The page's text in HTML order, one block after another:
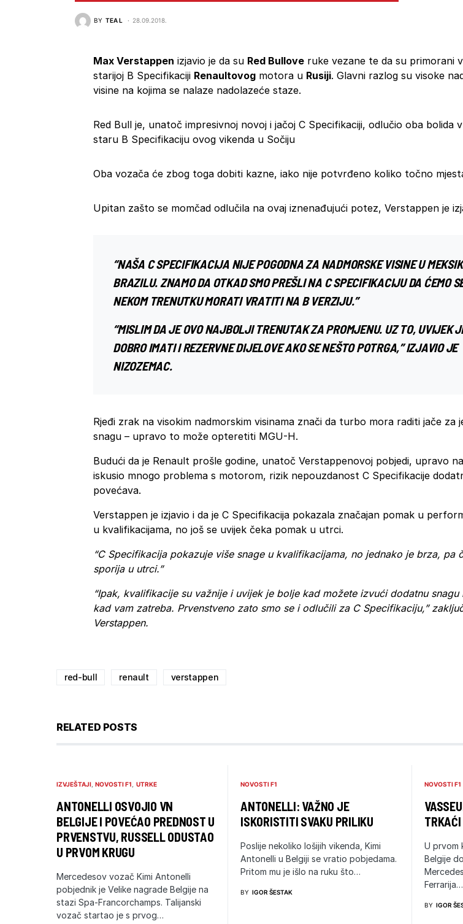
BY TEA L 28.09.2018.
Max Verstappen izjavio je da su Red Bullove ruke vezane te da su primorani
starijoj B Specifikaciji Renaultovog motora u Rusiji. Glavni razlog su visoke
visine na kojima se nalaze nadolazeće staze.
Red Bull je, unatoč impresivnoj novoj i jačoj C Specifikaciji, odlučio oba bolida
staru B Specifikaciju ovog vikenda u Sočiju
Oba vozača će zbog toga dobiti kazne, iako nije potvrđeno koliko točno
Upitan zašto se momčad odlučila na ovaj iznenađujući potez, Verstappen je
“NAŠA C SPECIFIKACIJA NIJE POGODNA ZA NADMORSKE VISINE U
BRAZILU. ZNAMO DA OTKAD SMO PREŠLI NA C SPECIFIKACIJU DA ĆEMO
NEKOM TRENUTKU MORATI VRATITI NA B VERZIJU.”
“MISLIM DA JE OVO NAJBOLJI TRENUTAK ZA PROMJENU. UZ TO, UVIJEK
DOBRO IMATI I REZERVNE DIJELOVE AKO SE NEŠTO POTRGA,” IZJAVIO JE
NIZOZEMAC.
Rjeđi zrak na visokim nadmorskim visinama znači da turbo mora raditi jače za
snagu – upravo to može opteretiti MGU-H.
Budući da je Renault prošle godine, unatoč Verstappenovoj pobjedi, upravo
iskusio mnogo problema s motorom, rizik nepouzdanost C Specifikacije
povećava.
Verstappen je izjavio i da je C Specifikacija pokazala značajan pomak u
u kvalifikacijama, no još se uvijek čeka pomak u utrci.
“C Specifikacija pokazuje više snage u kvalifikacijama, no jednako je brza, pa
sporija u utrci.”
“Ipak, kvalifikacije su važnije i uvijek je bolje kad možete izvući dodatnu snagu
kad vam zatreba. Prvenstveno zato smo se i odlučili za C Specifikaciju,”
Verstappen.
red-bull renault verstappen
RELATED POSTS
IZVJEŠTAJI NOVOSTI F1 UTRKE
ANTONELLI OSVOJIO VN
BELGIJE I POVEĆAO PREDNOST U
PRVENSTVU, RUSSELL ODUSTAO
U PRVOM KRUGU
Mercedesov vozač Kimi Antonelli
pobjednik je Velike nagrade Belgije na
stazi Spa-Francorchamps. Talijanski
vozač startao je s prvog…
NOVOSTI F1
ANTONELLI: VAŽNO JE
ISKORISTITI SVAKU PRILIKU
Poslije nekoliko lošijih vikenda, Kimi
Antonelli u Belgiji se vratio pobjedama.
Pritom mu je išlo na ruku što…
BY IGOR ŠESTAK
NOVOSTI F1
U prvom
Belgije
Ferrarija…
BY IGOR